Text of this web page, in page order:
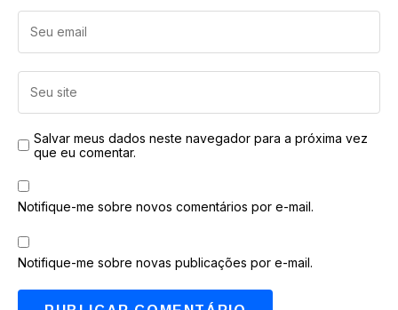
Salvar meus dados neste navegador para a próxima vez
que eu comentar.
Notifique-me sobre novos comentários por e-mail.
Notifique-me sobre novas publicações por e-mail.